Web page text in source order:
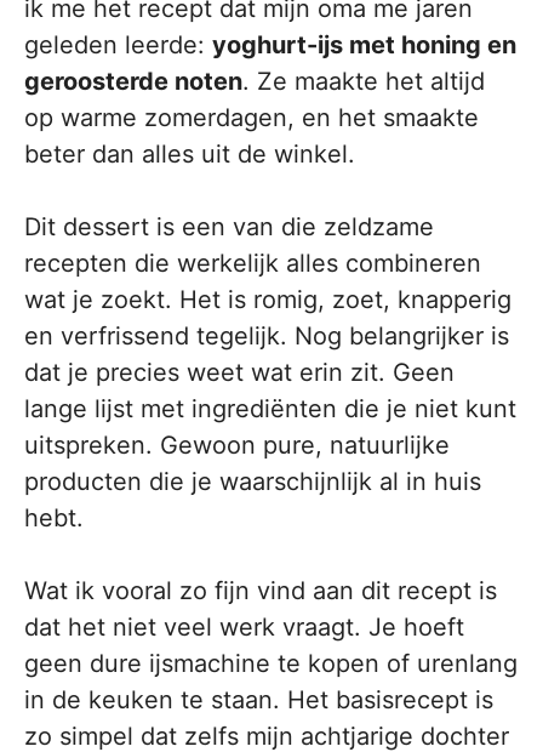
ik me het recept dat mijn oma me jaren
geleden leerde: yoghurt-ijs met honing en
geroosterde noten. Ze maakte het altijd
op warme zomerdagen, en het smaakte
beter dan alles uit de winkel.
Dit dessert is een van die zeldzame
recepten die werkelijk alles combineren
wat je zoekt. Het is romig, zoet, knapperig
en verfrissend tegelijk. Nog belangrijker is
dat je precies weet wat erin zit. Geen
lange lijst met ingrediënten die je niet kunt
uitspreken. Gewoon pure, natuurlijke
producten die je waarschijnlijk al in huis
hebt.
Wat ik vooral zo fijn vind aan dit recept is
dat het niet veel werk vraagt. Je hoeft
geen dure ijsmachine te kopen of urenlang
in de keuken te staan. Het basisrecept is
zo simpel dat zelfs mijn achtjarige dochter